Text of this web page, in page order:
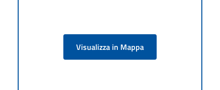
Visualizza in Mappa